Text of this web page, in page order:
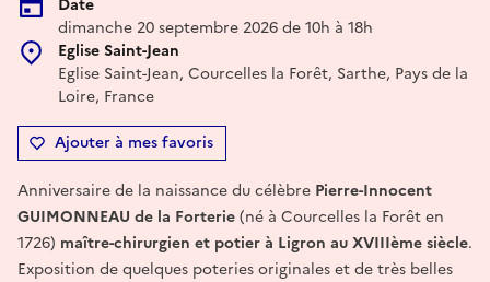
dimanche 20 septembre 2026 de 10h à 18h
Eglise Saint-Jean
Eglise Saint-Jean, Courcelles la Forêt, Sarthe, Pays de la
Loire, France
Ajouter à mes favoris
Anniversaire de la naissance du célèbre Pierre-Innocent
GUIMONNEAU de la Forterie(né à Courcelles la Forêt en
1726) maître-chirurgien et potier à Ligron au XVIIIème siècle.
Exposition de quelques poteries originales et de très belles